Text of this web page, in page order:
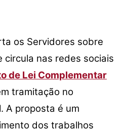
os Servidores sobre
circula nas redes sociais
de Lei Complementar
tramitação no
A proposta é um
dos trabalhos